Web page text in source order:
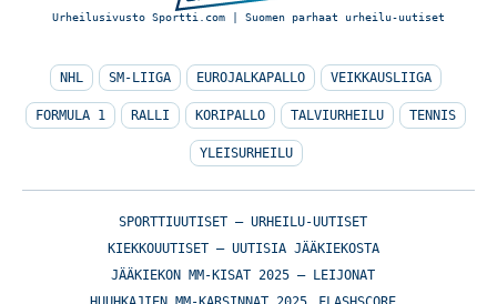
Urheilusivusto Sportti.com | Suomen parhaat urheilu-uutiset
NHL SM-LIIGA EUROJALKAPALLO VEIKKAUSLIIGA
FORMULA 1 RALLI KORIPALLO TALVIURHEILU TENNIS
YLEISURHEILU
SPORTTIUUTISET – URHEILU-UUTISET
KIEKKOUUTISET – UUTISIA JÄÄKIEKOSTA
JÄÄKIEKON MM-KISAT 2025 – LEIJONAT